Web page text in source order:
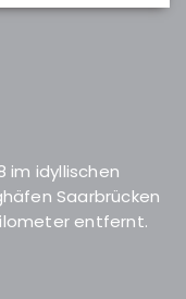
im idyllischen
Saarbrücken
entfernt.